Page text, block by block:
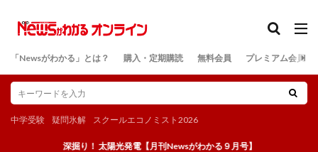
「Newsがわかる」とは？ 購入・定期購読 無料会員 プレミアム会員
中学受験 疑問氷解 スクールエコノミスト2026
深掘り！ 太陽光発電【月刊Newsがわかる９月号】
検索